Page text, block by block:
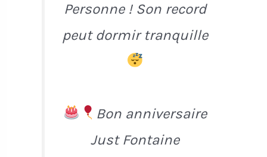
Personne ! Son record
peut dormir tranquille
Bon anniversaire
Just Fontaine